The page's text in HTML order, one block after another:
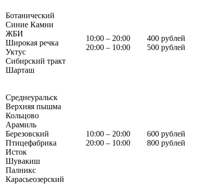
Ботанический
Синие Камни
ЖБИ
Широкая речка
Уктус
Сибирский тракт
Шарташ
10:00 – 20:00
20:00 – 10:00
400 рублей
500 рублей
Среднеуральск
Верхняя пышма
Кольцово
Арамиль
Березовский
Птицефабрика
Исток
Шувакиш
Палникс
Карасьеозерский
10:00 – 20:00
20:00 – 10:00
600 рублей
800 рублей